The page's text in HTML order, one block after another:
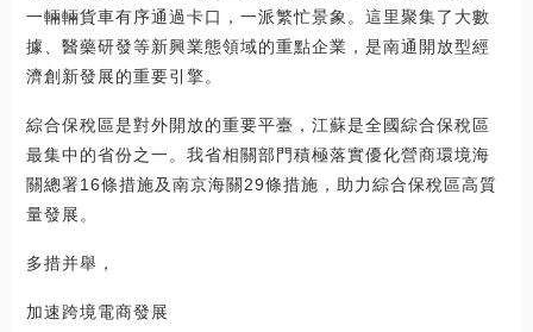
一輛輛貨車有序通過卡口，一派繁忙景象。這里聚集了大數
據、醫藥研發等新興業態領域的重點企業，是南通開放型經
濟創新發展的重要引擎。
綜合保稅區是對外開放的重要平臺，江蘇是全國綜合保稅區
最集中的省份之一。我省相關部門積極落實優化營商環境海
關總署16條措施及南京海關29條措施，助力綜合保稅區高質
量發展。
多措并舉，
加速跨境電商發展